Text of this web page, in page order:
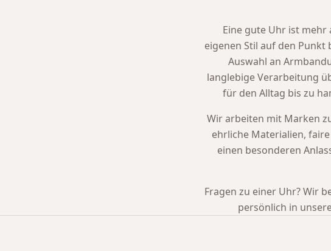
Eine gute Uhr ist mehr
eigenen Stil auf den
Auswahl an
langlebige Verarbeitung
für den Alltag bis zu
Wir arbeiten mit Marken
ehrliche Materialien,
einen besonderen
Fragen zu einer Uhr? Wir
persönlich in